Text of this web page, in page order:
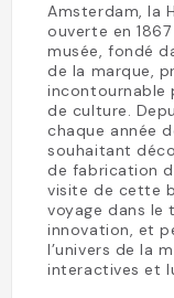
Amsterdam, la
ouverte en
musée, fondé
de la marque,
incontournable
de culture.
chaque année
souhaitant
de fabrication
visite de cette
voyage dans
innovation, et
l’univers de la
interactives et